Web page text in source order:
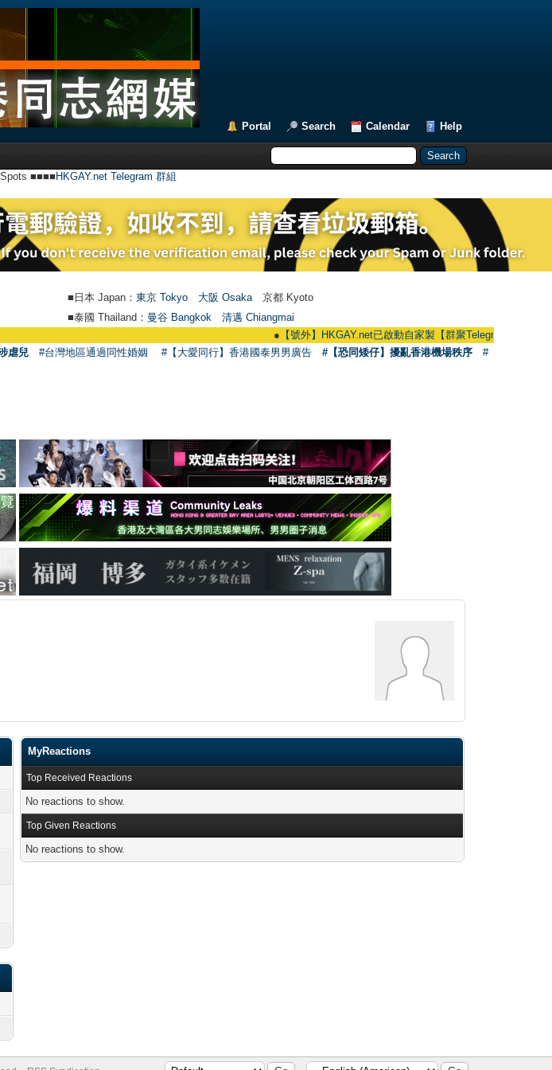
Portal Search Calendar Help
■■■■ HKGAY.net Telegram 群組
■日本 Japan： 東京 Tokyo 大阪 Osaka 京都 Kyoto
■泰國 Thailand： 曼谷 Bangkok
清邁 Chiangmai
【號外】HKGAY.net已啟動自家製【群聚Telegram群組】
虐兒 #台灣地區通過同性婚姻 #【大愛同行】香港國泰男男廣告 #【恐同矮仔】擾亂香港機場秩序
#
MyReactions
Top Received Reactions
No reactions to show.
Top Given Reactions
No reactions to show.